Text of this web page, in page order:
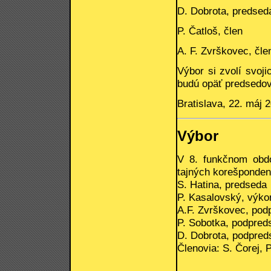
D. Dobrota,
P. Čatloš, člen
A. F. Zvrškovec,
Výbor si zvolí
budú opäť
Bratislava, 22. máj
Výbor
V 8. funkčnom
tajných
S. Hatina, predseda
P. Kasalovský,
A.F. Zvrškovec,
P. Sobotka,
D. Dobrota,
Členovia: S. Čorej,